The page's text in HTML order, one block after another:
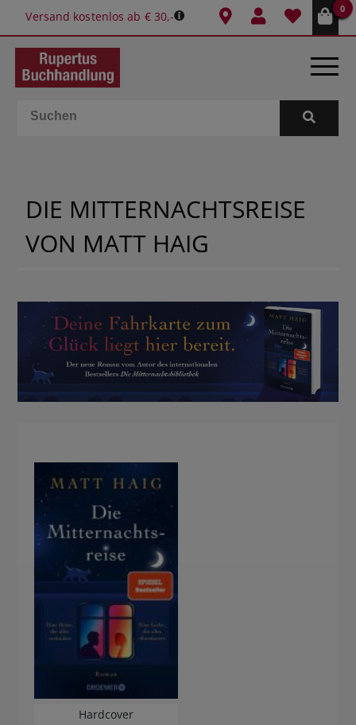
Versand kostenlos ab € 30,-
0
BÜCHER
SPIELE
GESCHENKIDEEN & MEHR
SCHULE & BÜRO
BUCHTIPPS
DIE MITTERNACHTSREISE
VON MATT HAIG
Hardcover